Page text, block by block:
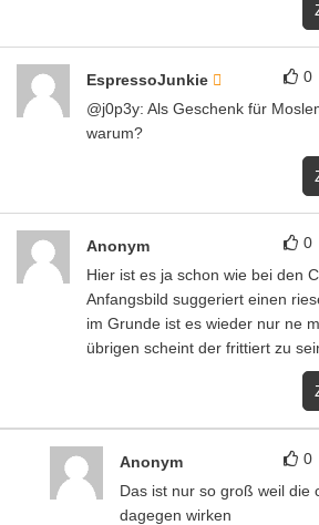
0
EspressoJunkie
@j0p3y: Als Geschenk für
warum?
0
Anonym
Hier ist es ja schon wie bei den
Anfangsbild suggeriert einen
im Grunde ist es wieder nur ne
übrigen scheint der frittiert zu
0
Anonym
Das ist nur so groß weil die
dagegen wirken